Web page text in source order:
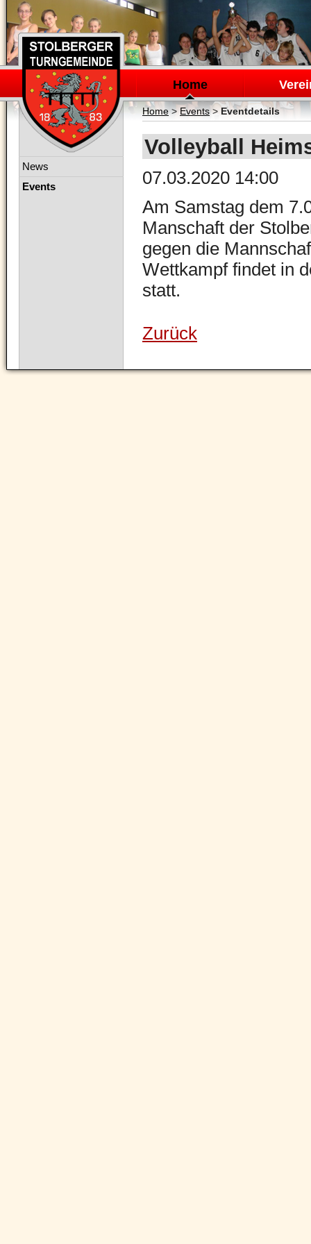
Navigation
überspringen
Home
Home> Events> Eventdetails
Volleyball
07.03.2020 14:00
Am Samstag dem
Manschaft der
gegen die
Wettkampf findet in
statt.
Zurück
Navigation
News
Events
Navigation